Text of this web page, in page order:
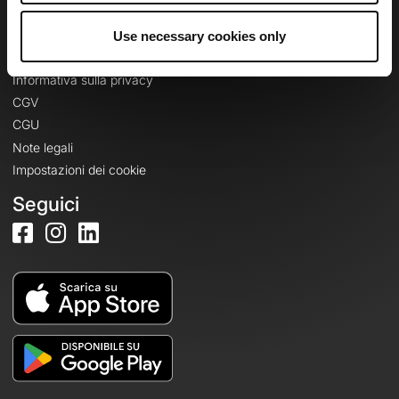
Use necessary cookies only
Informativa sulla privacy
CGV
CGU
Note legali
Impostazioni dei cookie
Seguici